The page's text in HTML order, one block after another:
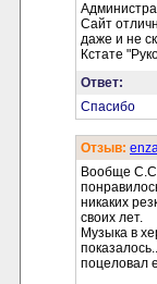
Сайт
даже и не
Кстате
Ответ:
Спасибо
Отзыв:
Вообще
никаких
своих лет.
Музыка в
поцеловал